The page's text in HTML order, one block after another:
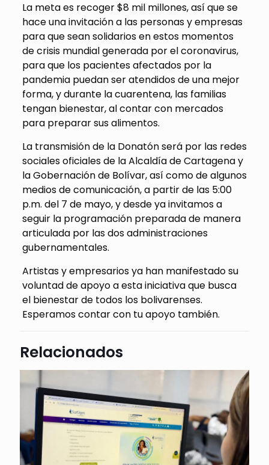
La meta es recoger $8 mil millones, así que se
hace una invitación a las personas y empresas
para que sean solidarios en estos momentos
de crisis mundial generada por el coronavirus,
para que los pacientes afectados por la
pandemia puedan ser atendidos de una mejor
forma, y durante la cuarentena, las familias
tengan bienestar, al contar con mercados
para preparar sus alimentos.
La transmisión de la Donatón será por las redes
sociales oficiales de la Alcaldía de Cartagena y
la Gobernación de Bolívar, así como de algunos
medios de comunicación, a partir de las 5:00
p.m. del 7 de mayo, y desde ya invitamos a
seguir la programación preparada de manera
articulada por las dos administraciones
gubernamentales.
Artistas y empresarios ya han manifestado su
voluntad de apoyo a esta iniciativa que busca
el bienestar de todos los bolivarenses.
Esperamos contar con tu apoyo también.
Relacionados